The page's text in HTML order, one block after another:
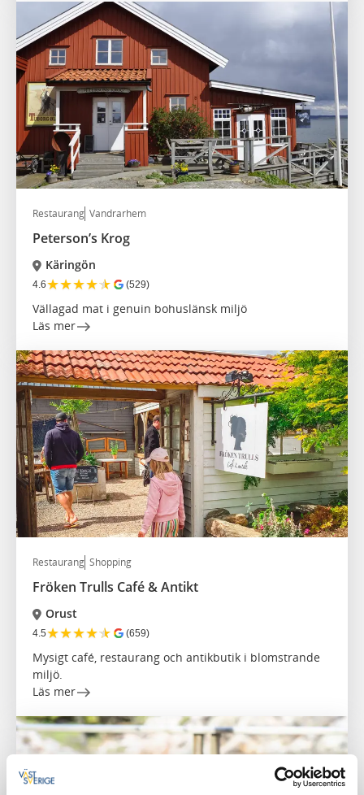
Restaurang Vandrarhem
Peterson’s Krog
Käringön
4.6★★★★★ (529)
Vällagad mat i genuin bohuslänsk miljö
Läs mer
Restaurang Shopping
Fröken Trulls Café & Antikt
Orust
4.5★★★★★ (659)
Mysigt café, restaurang och antikbutik i blomstrande
miljö.
Läs mer